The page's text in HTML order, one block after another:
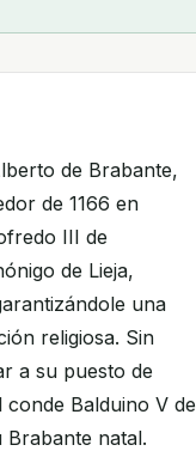
de Brabante,
de 1166 en
III de
de Lieja,
una
religiosa. Sin
a su puesto de
Balduino V de
natal.